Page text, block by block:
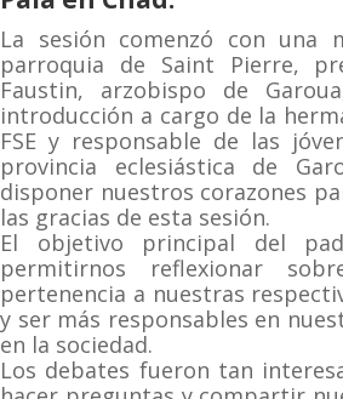
La sesión comenzó con una
parroquia de Saint Pierre,
Faustin, arzobispo de
introducción a cargo de la
FSE y responsable de las
provincia eclesiástica de
disponer nuestros corazones
las gracias de esta sesión.
El objetivo principal del
permitirnos reflexionar
pertenencia a nuestras
y ser más responsables en
en la sociedad.
Los debates fueron tan